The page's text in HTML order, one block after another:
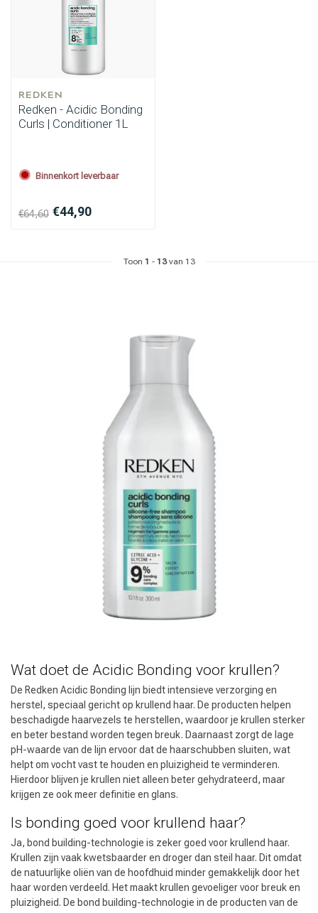
Omvorming
REDKEN
Redken - Acidic Bonding
Curls | Conditioner 1L
Binnenkort leverbaar
€64,60 €44,90
Toon 1 - 13van 13
Wat doet de Acidic Bonding voor krullen?
De Redken Acidic Bonding lijn biedt intensieve verzorging en
herstel, speciaal gericht op krullend haar. De producten helpen
beschadigde haarvezels te herstellen, waardoor je krullen sterker
en beter bestand worden tegen breuk. Daarnaast zorgt de lage
pH-waarde van de lijn ervoor dat de haarschubben sluiten, wat
helpt om vocht vast te houden en pluizigheid te verminderen.
Hierdoor blijven je krullen niet alleen beter gehydrateerd, maar
krijgen ze ook meer definitie en glans.
Is bonding goed voor krullend haar?
Ja, bond building-technologie is zeker goed voor krullend haar.
Krullen zijn vaak kwetsbaarder en droger dan steil haar. Dit omdat
de natuurlijke oliën van de hoofdhuid minder gemakkelijk door het
haar worden verdeeld. Het maakt krullen gevoeliger voor breuk en
pluizigheid. De bond building-technologie in de producten van de